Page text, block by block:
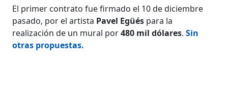
El primer contrato fue firmado el 10 de diciembre
pasado, por el artista Pavel Egüés para la
realización de un mural por480 mil dólares.Sin
otras propuestas.